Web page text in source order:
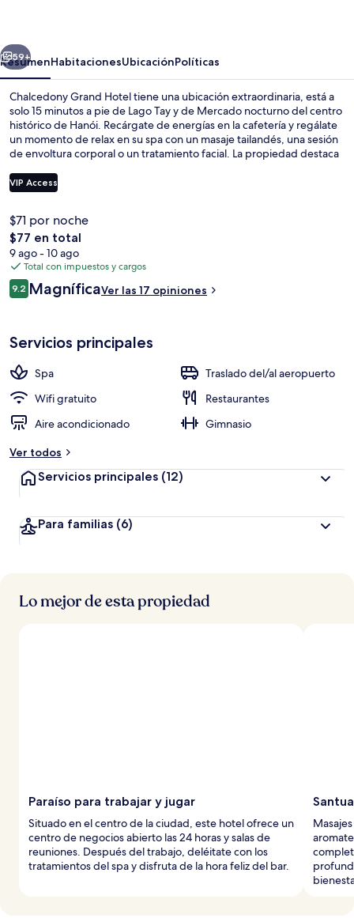
Siguiente
59+
ResumenHabitacionesUbicaciónPolíticas
Chalcedony Grand Hotel tiene una ubicación extraordinaria, está a
solo 15 minutos a pie de Lago Tay y de Mercado nocturno del centro
histórico de Hanói. Recárgate de energías en la cafetería y regálate
un momento de relax en su spa con un masaje tailandés, una sesión
de envoltura corporal o un tratamiento facial. La propiedad destaca
fitness.
VIP Access
$71 por noche
El
precio
total
es
de
$77 en total
9 ago - 10 ago
Total con impuestos y cargos
Opiniones
9.29.2 de 10,
MagníficaVer las 17 opiniones
Servicios principales
Spa
Traslado del/al aeropuerto
Wifi gratuito
Restaurantes
Aire acondicionado
Gimnasio
Ver todos
Servicios principales (12)
Para familias (6)
Lo mejor de esta propiedad
Paraíso para trabajar y jugar
Situado en el centro de la ciudad, este hotel ofrece un
centro de negocios abierto las 24 horas y salas de
reuniones. Después del trabajo, deléitate con los
tratamientos del spa y disfruta de la hora feliz del bar.